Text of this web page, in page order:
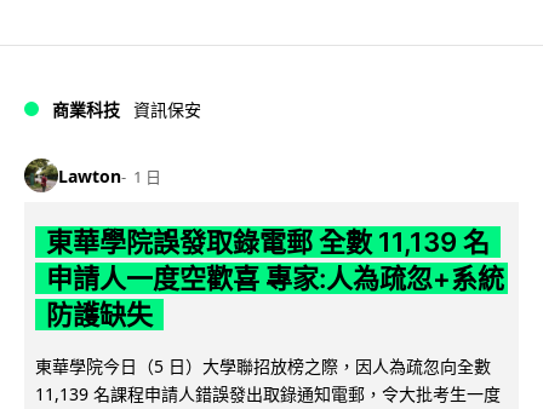
商業科技 資訊保安
Lawton 1 日
東華學院誤發取錄電郵 全數 11,139 名
申請人一度空歡喜 專家:人為疏忽+系統
防護缺失
東華學院今日（5 日）大學聯招放榜之際，因人為疏忽向全數
11,139 名課程申請人錯誤發出取錄通知電郵，令大批考生一度